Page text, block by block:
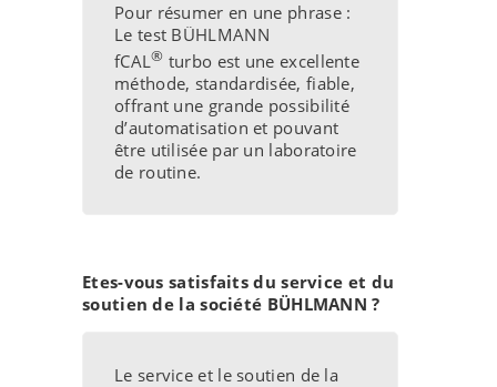
Pour résumer en une phrase :
Le test BÜHLMANN
fCAL® turbo est une excellente
méthode, standardisée, fiable,
offrant une grande possibilité
d’automatisation et pouvant
être utilisée par un laboratoire
de routine.
Etes-vous satisfaits du service et du
soutien de la société BÜHLMANN ?
Le service et le soutien de la